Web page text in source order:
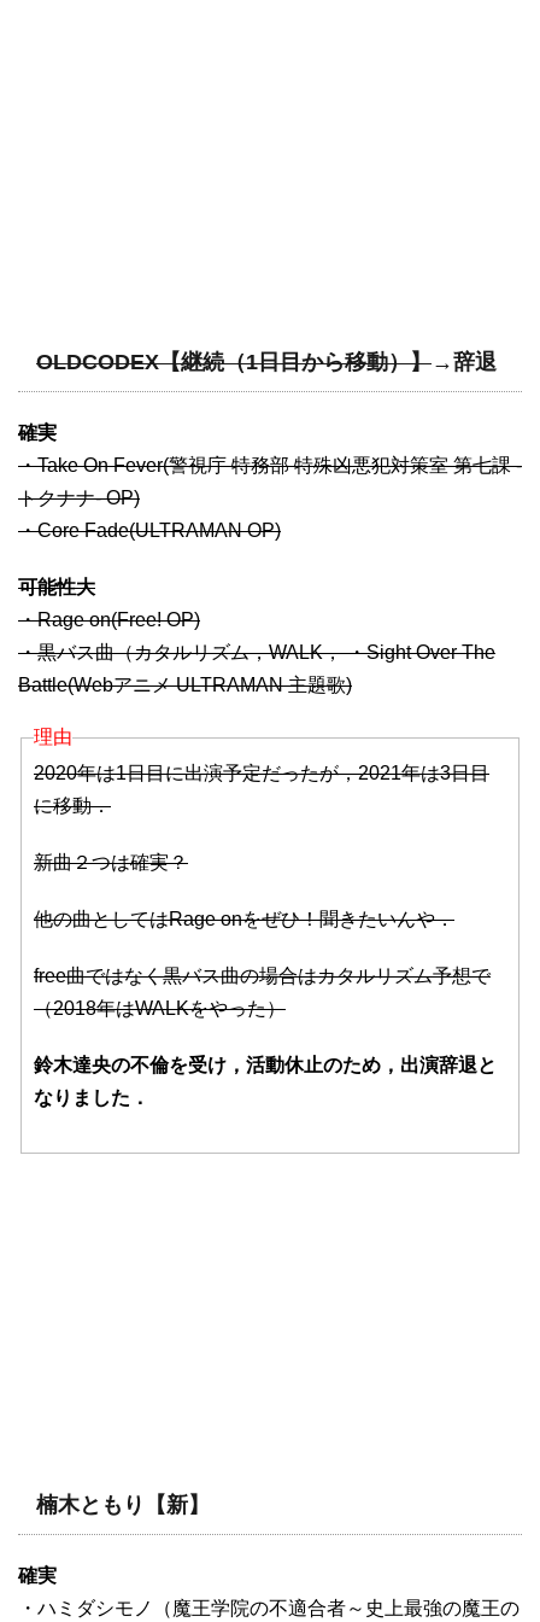
OLDCODEX【継続（1日目から移動）】→辞退
確実
・Take On Fever(警視庁 特務部 特殊凶悪犯対策室 第七課 -
トクナナ- OP)
・Core Fade(ULTRAMAN OP)
可能性大
・Rage on(Free! OP)
・黒バス曲（カタルリズム，WALK， ・Sight Over The
Battle(Webアニメ ULTRAMAN 主題歌)
理由
2020年は1日目に出演予定だったが，2021年は3日目
に移動．
新曲２つは確実？
他の曲としてはRage onをぜひ！聞きたいんや．
free曲ではなく黒バス曲の場合はカタルリズム予想で
（2018年はWALKをやった）
鈴木達央の不倫を受け，活動休止のため，出演辞退と
なりました．
楠木ともり【新】
確実
・ハミダシモノ（魔王学院の不適合者～史上最強の魔王の